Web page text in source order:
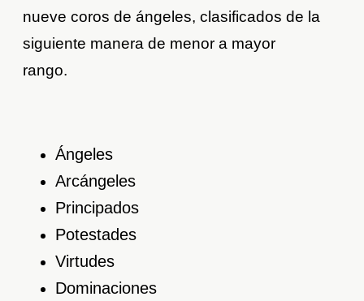
nueve coros de ángeles, clasificados de la
siguiente manera de menor a mayor
rango.
Ángeles
Arcángeles
Principados
Potestades
Virtudes
Dominaciones